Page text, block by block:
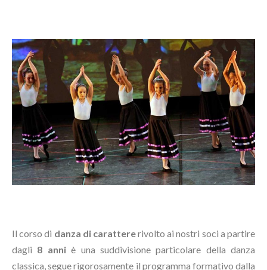
Il corso di danza di carattererivolto ai nostri soci a partire
dagli 8 anniè una suddivisione particolare della danza
classica, segue rigorosamente il programma formativo dalla